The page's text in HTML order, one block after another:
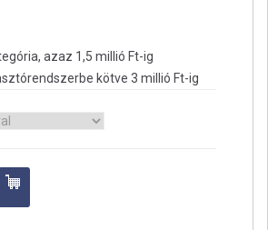
azaz 1,5 millió Ft-ig
kötve 3 millió Ft-ig